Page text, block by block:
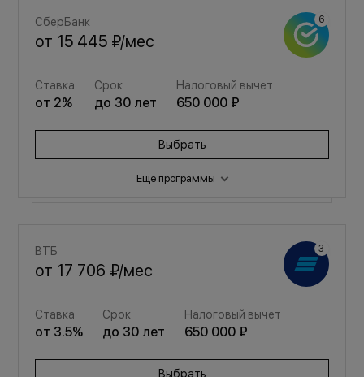
СберБанк
от 15 445 ₽/мес
Ставка
от 2%
Срок
до 30 лет
Налоговый вычет
650 000 ₽
Выбрать
Ещё программы
от20 681 ₽ /мес
от3.5% до30 650 000 ₽
Выбрать
ВТБ
от 17 706 ₽/мес
Ставка
от 3.5%
Срок
до 30 лет
Налоговый вычет
650 000 ₽
Выбрать